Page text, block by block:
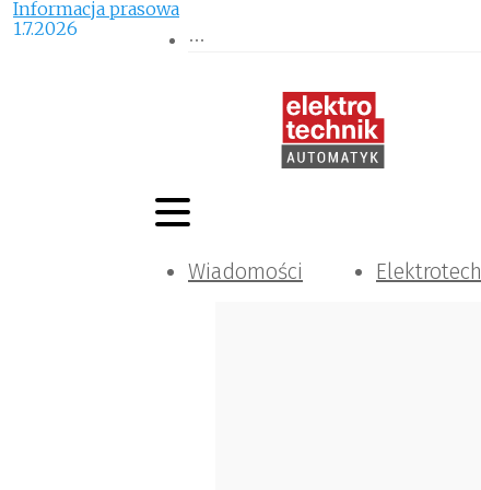
Wiadomości
Informacja prasowa
1.7.2026